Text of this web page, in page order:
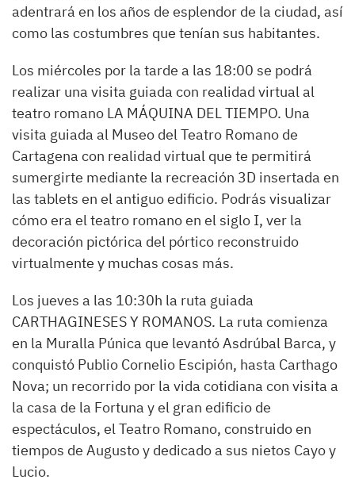
adentrará en los años de esplendor de la ciudad, así
como las costumbres que tenían sus habitantes.
Los miércoles por la tarde a las 18:00 se podrá
realizar una visita guiada con realidad virtual al
teatro romano LA MÁQUINA DEL TIEMPO. Una
visita guiada al Museo del Teatro Romano de
Cartagena con realidad virtual que te permitirá
sumergirte mediante la recreación 3D insertada en
las tablets en el antiguo edificio. Podrás visualizar
cómo era el teatro romano en el siglo I, ver la
decoración pictórica del pórtico reconstruido
virtualmente y muchas cosas más.
Los jueves a las 10:30h la ruta guiada
CARTHAGINESES Y ROMANOS. La ruta comienza
en la Muralla Púnica que levantó Asdrúbal Barca, y
conquistó Publio Cornelio Escipión, hasta Carthago
Nova; un recorrido por la vida cotidiana con visita a
la casa de la Fortuna y el gran edificio de
espectáculos, el Teatro Romano, construido en
tiempos de Augusto y dedicado a sus nietos Cayo y
Lucio.